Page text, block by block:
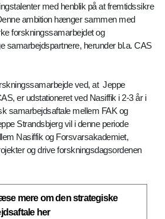
med henblik på at fremtidssikre
ambition hænger sammen med
forskningssamarbejdet og
samarbejdspartnere, herunder bl.a. CAS
ved, at Jeppe
er udstationeret ved Nasiffik i 2-3 år i
samarbejdsaftale mellem FAK og
Strandsbjerg vil i denne periode
Nasiffik og Forsvarsakademiet,
og drive forskningsdagsordenen
mere om den strategiske
her